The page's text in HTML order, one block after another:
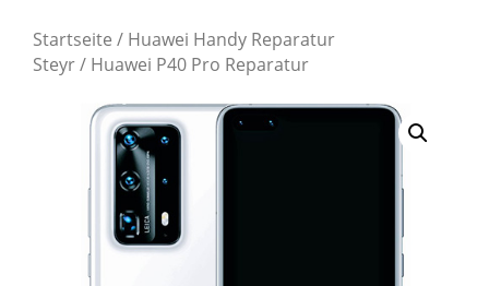
Startseite / Huawei Handy Reparatur
Steyr/ Huawei P40 Pro Reparatur